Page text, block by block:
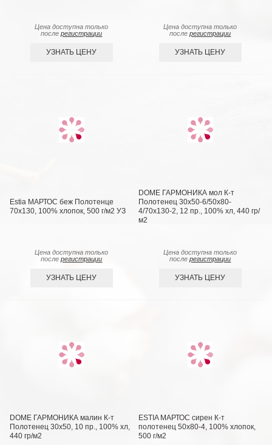
Цена доступна только
послерегистрации
УЗНАТЬ ЦЕНУ
Цена доступна только
послерегистрации
УЗНАТЬ ЦЕНУ
Estia МАРТОС беж Полотенце
70х130, 100% хлопок, 500 г/м2 УЗ
Цена доступна только
послерегистрации
УЗНАТЬ ЦЕНУ
DOME ГАРМОНИКА мол К-т
Полотенец 30х50-6/50х80-
4/70х130-2, 12 пр., 100% хл, 440 гр/
м2
Цена доступна только
послерегистрации
УЗНАТЬ ЦЕНУ
DOME ГАРМОНИКА малин К-т
Полотенец 30х50, 10 пр., 100% хл,
440 гр/м2
ESTIA МАРТОС сирен К-т
полотенец 50х80-4, 100% хлопок,
500 г/м2